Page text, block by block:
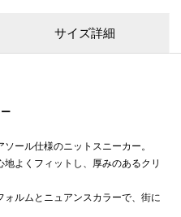
サイズ詳細
ール仕様のニットスニーカー。
よくフィットし、厚みのあるクリ
ルムとニュアンスカラーで、街に